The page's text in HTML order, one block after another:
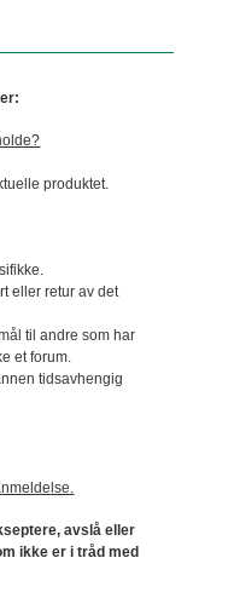
produktet.
eller retur av det
til andre som har
et forum.
tidsavhengig
avslå eller
ikke er i tråd med